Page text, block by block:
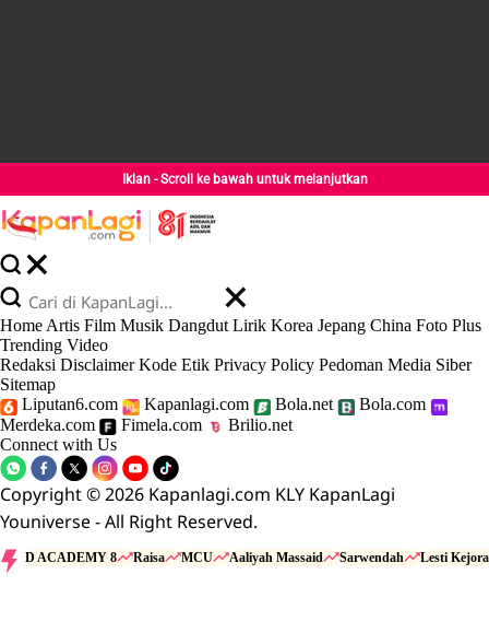
Iklan - Scroll ke bawah untuk melanjutkan
Home Artis Film Musik Dangdut Lirik Korea Jepang China Foto Plus
Trending Video
Redaksi Disclaimer Kode Etik Privacy Policy Pedoman Media Siber
Sitemap
Liputan6.com
Kapanlagi.com Bola.net
Bola.com
Merdeka.com
Fimela.com
Brilio.net
Connect with Us
Copyright © 2026 Kapanlagi.com KLY KapanLagi
Youniverse - All Right Reserved.
D ACADEMY 8 Raisa MCU Aaliyah Massaid Sarwendah Lesti Kejora